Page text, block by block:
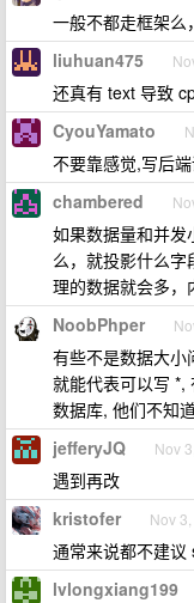
一般不都走框架么
liuhuan475
还真有 text 导致
CyouYamato
不要靠感觉,写后
chambered
如果数据量和并发
么，就投影什么
理的数据就会多，
NoobPhper
有些不是数据大小
就能代表可以写 *,
数据库, 他们不知
jefferyJQ Nov
遇到再改
kristofer Nov
通常来说都不建议
lvlongxiang199